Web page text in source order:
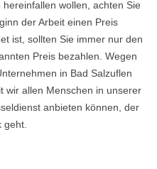
wollen, achten Sie
der Arbeit einen Preis
ist, sollten Sie immer nur den
Preis bezahlen. Wegen
in Bad Salzuflen
wir allen Menschen in unserer
anbieten können, der